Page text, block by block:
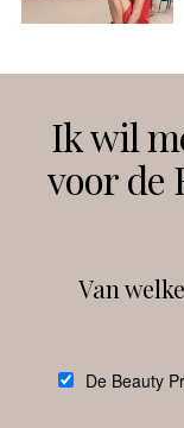
Instagram
Ik wil
voor de
Van
De Beauty